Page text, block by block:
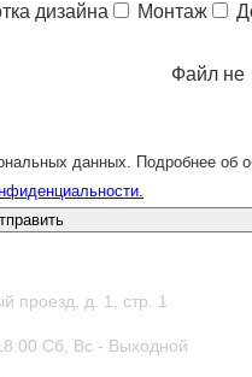
дизайна Монтаж
Файл не
данных. Подробнее об
проезд, д. 1, стр. 1
Сб, Вс - Выходной